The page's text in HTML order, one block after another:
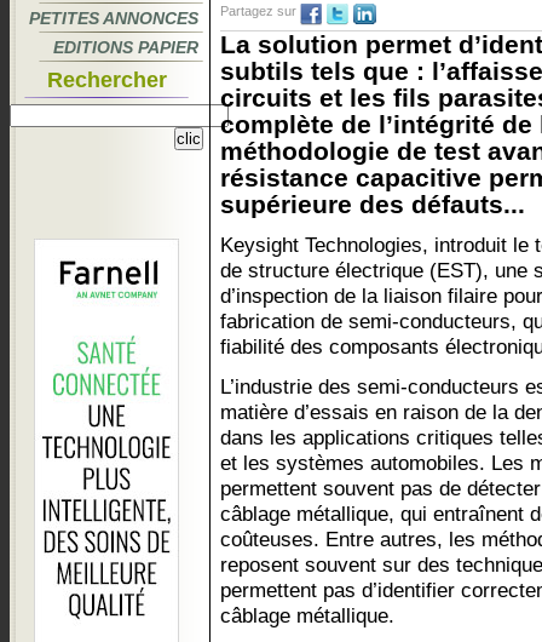
PETITES ANNONCES
EDITIONS PAPIER
Rechercher
Partagez sur
La solution permet
subtils tels que :
circuits et les fils
complète de l’intégrité
méthodologie de test
résistance capacitive
supérieure des défauts...
Keysight Technologies, introduit le
de structure électrique (EST), une
d’inspection de la liaison filaire
fabrication de semi-conducteurs,
fiabilité des composants
L’industrie des semi-conducteurs
matière d’essais en raison de la
dans les applications critiques
et les systèmes automobiles. Les
permettent souvent pas de
câblage métallique, qui entraînent
coûteuses. Entre autres, les
reposent souvent sur des
permettent pas d’identifier
câblage métallique.